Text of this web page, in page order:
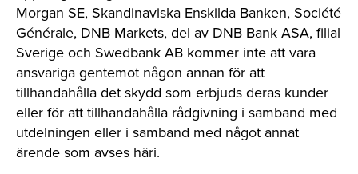
Morgan SE, Skandinaviska Enskilda Banken, Société
Générale, DNB Markets, del av DNB Bank ASA, filial
Sverige och Swedbank AB kommer inte att vara
ansvariga gentemot någon annan för att
tillhandahålla det skydd som erbjuds deras kunder
eller för att tillhandahålla rådgivning i samband med
utdelningen eller i samband med något annat
ärende som avses häri.